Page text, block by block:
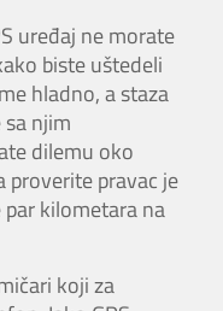
uređaj ne morate
biste uštedeli
hladno, a staza
njim
dilemu oko
proverite pravac je
kilometara na
koji za